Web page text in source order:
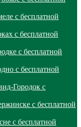
с бесплатной
с бесплатной
с бесплатной
с бесплатной
Городок с
с бесплатной
с бесплатной